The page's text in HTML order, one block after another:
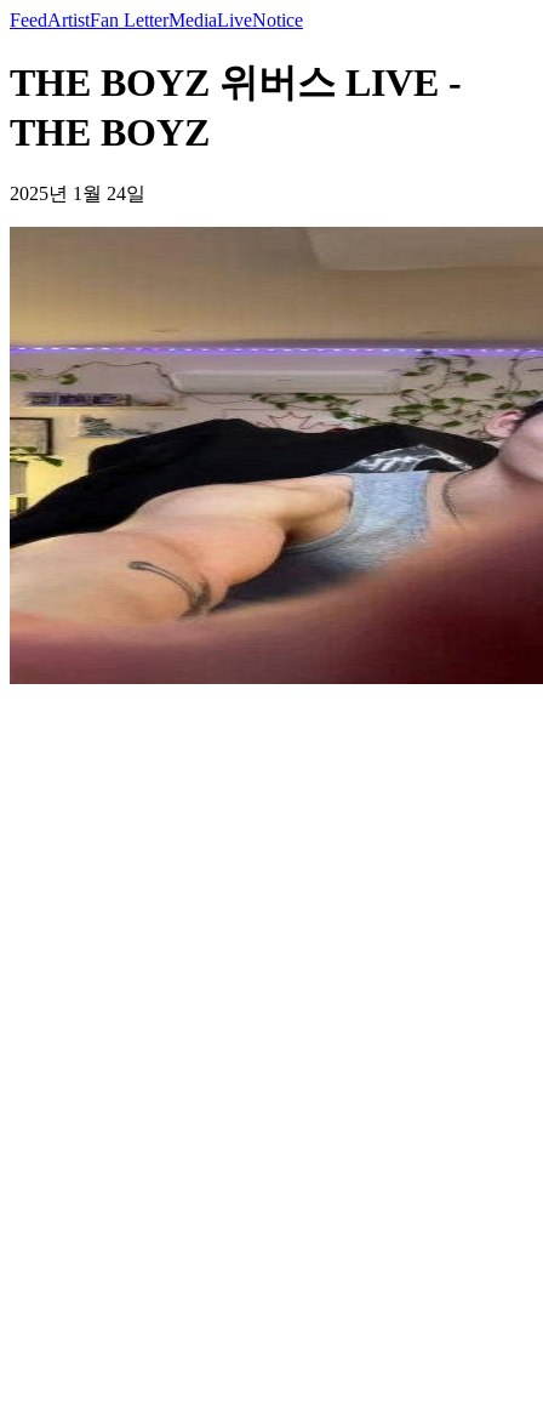
FeedArtistFan LetterMediaLiveNotice
THE BOYZ 위버스 LIVE -
THE BOYZ
2025년 1월 24일